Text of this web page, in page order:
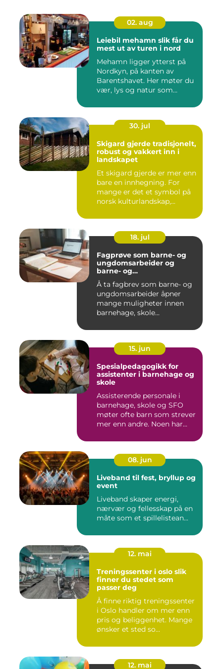
02. aug
Leiebil mehamn slik får du
mest ut av turen i nord
Mehamn ligger ytterst på
Nordkyn, på kanten av
Barentshavet. Her møter du
vær, lys og natur som
30. jul
Skigard gjerde tradisjonelt,
robust og vakkert inn i
landskapet
Et skigard gjerde er mer enn
bare en innhegning. For
mange er det et symbol på
norsk kulturlandskap,...
18. jul
Fagprøve som barne- og
ungdomsarbeider og
barne- og
ungdomsarbeiderfaget VG
Å ta fagbrev som barne- og
ungdomsarbeider åpner
mange muligheter innen
barnehage, skole...
15. jun
Spesialpedagogikk for
assistenter i barnehage og
skole
Assisterende personale i
barnehage, skole og SFO
møter ofte barn som strever
mer enn andre. Noen har...
08. jun
Liveband til fest, bryllup og
event
Liveband skaper energi,
nærvær og fellesskap på en
måte som et spillelistean...
12. mai
Treningssenter i oslo slik
finner du stedet som
passer deg
Å finne riktig treningssenter
i Oslo handler om mer enn
pris og beliggenhet. Mange
ønsker et sted so...
12. mai